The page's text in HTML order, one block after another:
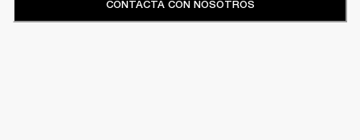
CONTACTA CON NOSOTROS